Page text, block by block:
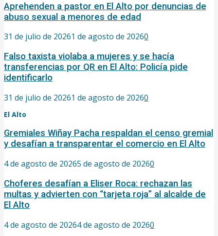
Aprehenden a pastor en El Alto por denuncias de
abuso sexual a menores de edad
31 de julio de 20261 de agosto de 20260
Falso taxista violaba a mujeres y se hacía
transferencias por QR en El Alto: Policía pide
identificarlo
31 de julio de 20261 de agosto de 20260
El Alto
Gremiales Wiñay Pacha respaldan el censo gremial
y desafían a transparentar el comercio en El Alto
4 de agosto de 20265 de agosto de 20260
Choferes desafían a Eliser Roca: rechazan las
multas y advierten con “tarjeta roja” al alcalde de
El Alto
4 de agosto de 20264 de agosto de 20260